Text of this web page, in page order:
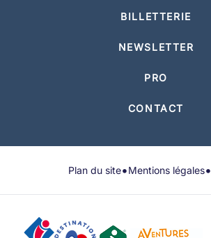
BILLETTERIE
NEWSLETTER
PRO
CONTACT
Plan du site•Mentions légales•